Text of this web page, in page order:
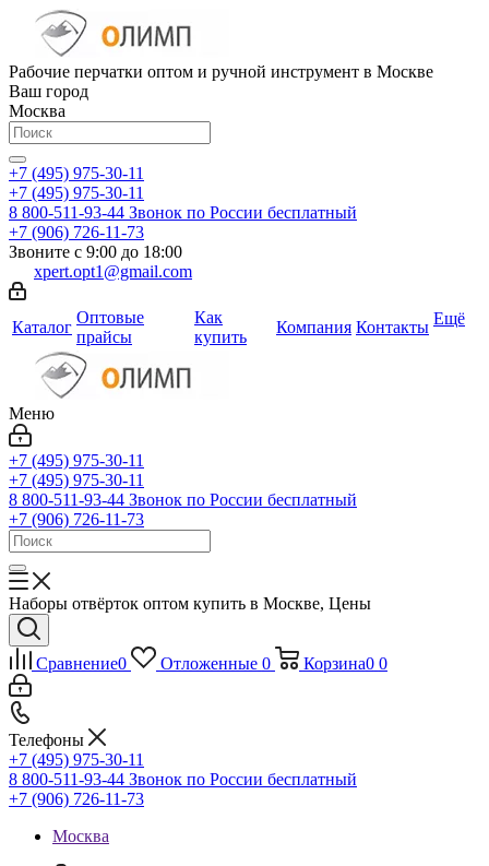
Рабочие перчатки оптом и ручной инструмент в Москве
Ваш город
Москва
+7 (495) 975-30-11
+7 (495) 975-30-11
8 800-511-93-44 Звонок по России бесплатный
+7 (906) 726-11-73
Звоните с 9:00 до 18:00
xpert.opt1@gmail.com
Каталог
Оптовые
прайсы
Как
купить
Компания Контакты Ещё
Меню
+7 (495) 975-30-11
+7 (495) 975-30-11
8 800-511-93-44 Звонок по России бесплатный
+7 (906) 726-11-73
Наборы отвёрток оптом купить в Москве, Цены
Сравнение0 Отложенные 0 Корзина0 0
Телефоны
+7 (495) 975-30-11
8 800-511-93-44 Звонок по России бесплатный
+7 (906) 726-11-73
Москва